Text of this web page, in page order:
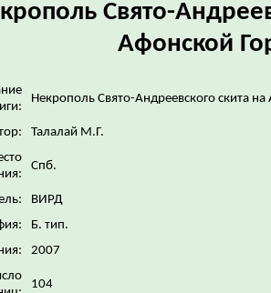
Свято-
Афонской
Некрополь Свято-Андреевского скита на
Талалай М.Г.
Спб.
ВИРД
Б. тип.
2007
104